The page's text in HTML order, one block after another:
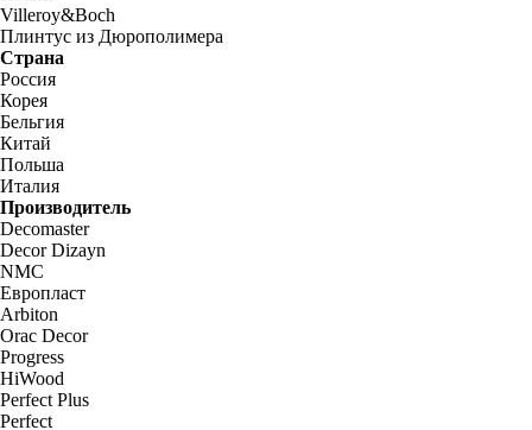
Villeroy&Boch
Плинтус из Дюрополимера
Страна
Россия
Корея
Бельгия
Китай
Польша
Италия
Производитель
Decomaster
Decor Dizayn
NMC
Европласт
Arbiton
Orac Decor
Progress
HiWood
Perfect Plus
Perfect